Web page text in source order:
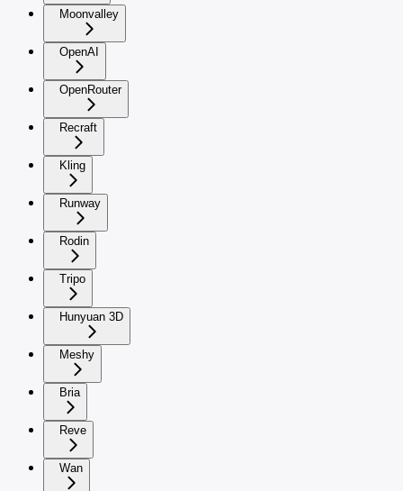
Moonvalley
OpenAI
OpenRouter
Recraft
Kling
Runway
Rodin
Tripo
Hunyuan 3D
Meshy
Bria
Reve
Wan